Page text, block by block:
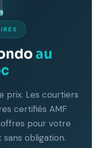
au
prix. Les courtiers
certifiés AMF
pour votre
obligation.